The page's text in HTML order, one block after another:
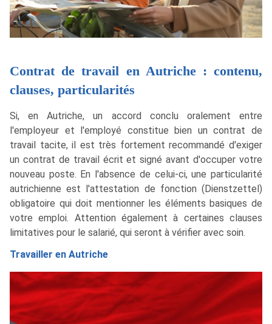
Contrat de travail en Autriche : contenu,
clauses, particularités
Si, en Autriche, un accord conclu oralement entre
l'employeur et l'employé constitue bien un contrat de
travail tacite, il est très fortement recommandé d'exiger
un contrat de travail écrit et signé avant d'occuper votre
nouveau poste. En l'absence de celui-ci, une particularité
autrichienne est l'attestation de fonction (Dienstzettel)
obligatoire qui doit mentionner les éléments basiques de
votre emploi. Attention également à certaines clauses
limitatives pour le salarié, qui seront à vérifier avec soin.
Travailler en Autriche